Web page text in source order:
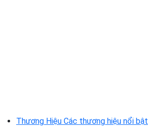
Thương Hiệu Các thương hiệu nổi bật